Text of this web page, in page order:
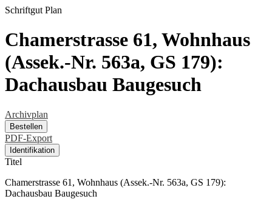
Schriftgut Plan
Chamerstrasse 61, Wohnhaus
(Assek.-Nr. 563a, GS 179):
Dachausbau Baugesuch
Archivplan
Bestellen
PDF-Export
Identifikation
Titel
Chamerstrasse 61, Wohnhaus (Assek.-Nr. 563a, GS 179):
Dachausbau Baugesuch